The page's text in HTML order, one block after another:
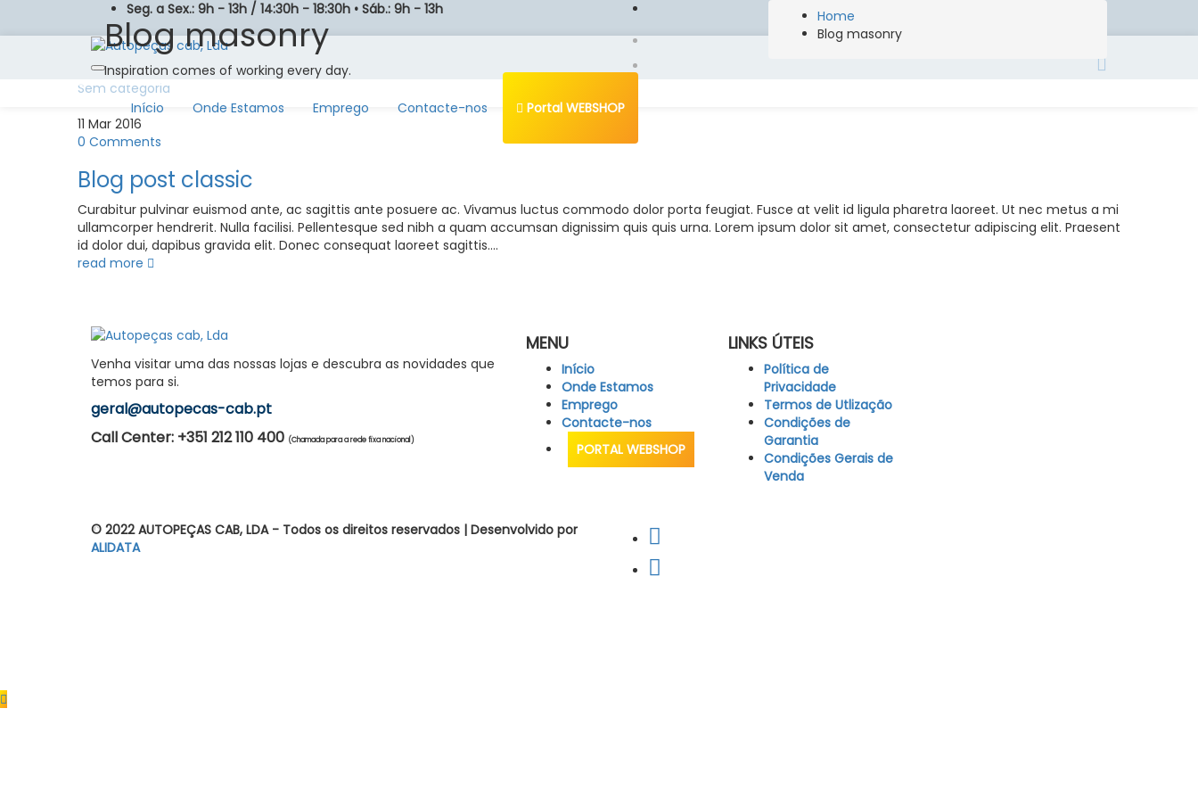
Seg. a Sex.: 9h - 13h / 14:30h - 18:30h • Sáb.: 9h - 13h
Início Onde Estamos Emprego Contacte-nos Portal WEBSHOP
Blog masonry
Inspiration comes of working every day.
Home
Blog masonry
Sem categoria
11 Mar 2016
0 Comments
Blog post classic
Curabitur pulvinar euismod ante, ac sagittis ante posuere ac. Vivamus luctus commodo dolor porta feugiat. Fusce at velit id ligula pharetra laoreet. Ut nec metus a mi
ullamcorper hendrerit. Nulla facilisi. Pellentesque sed nibh a quam accumsan dignissim quis quis urna. Lorem ipsum dolor sit amet, consectetur adipiscing elit. Praesent
id dolor dui, dapibus gravida elit. Donec consequat laoreet sagittis.…
read more
Venha visitar uma das nossas lojas e descubra as novidades que
temos para si.
geral@autopecas-cab.pt
Call Center: +351 212 110 400 (Chamada para a rede fixa nacional)
MENU
Início
Onde Estamos
Emprego
Contacte-nos
PORTAL WEBSHOP
LINKS ÚTEIS
Política de
Privacidade
Termos de Utlização
Condições de
Garantia
Condições Gerais de
Venda
© 2022 AUTOPEÇAS CAB, LDA - Todos os direitos reservados | Desenvolvido por
ALIDATA